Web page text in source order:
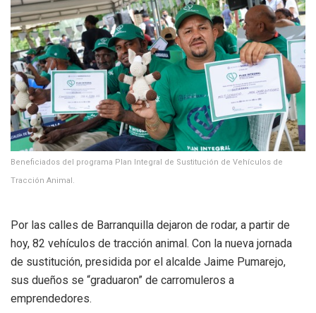
Beneficiados del programa Plan Integral de Sustitución de Vehículos de
Tracción Animal.
Por las calles de Barranquilla dejaron de rodar, a partir de
hoy, 82 vehículos de tracción animal. Con la nueva jornada
de sustitución, presidida por el alcalde Jaime Pumarejo,
sus dueños se “graduaron” de carromuleros a
emprendedores.